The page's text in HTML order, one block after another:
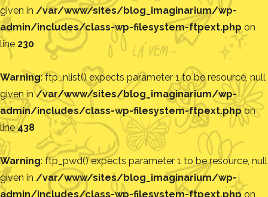
given in /var/www/sites/blog_imaginarium/wp-
admin/includes/class-wp-filesystem-ftpext.php on
line 230
Warning: ftp_nlist() expects parameter 1 to be resource, null
given in/var/www/sites/blog_imaginarium/wp-
admin/includes/class-wp-filesystem-ftpext.phpon
line438
Warning: ftp_pwd() expects parameter 1 to be resource, null
given in /var/www/sites/blog_imaginarium/wp-
admin/includes/class-wp-filesystem-ftpext.php on